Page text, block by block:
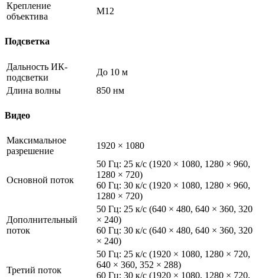
Крепление
объектива
M12
Подсветка
Дальность ИК-
подсветки
До 10 м
Длина волны
850 нм
Видео
Максимальное
разрешение
1920 × 1080
Основной поток
50 Гц: 25 к/с (1920 × 1080, 1280 × 960,
1280 × 720)
60 Гц: 30 к/с (1920 × 1080, 1280 × 960,
1280 × 720)
Дополнительный
поток
50 Гц: 25 к/с (640 × 480, 640 × 360, 320
× 240)
60 Гц: 30 к/с (640 × 480, 640 × 360, 320
× 240)
Третий поток
50 Гц: 25 к/с (1920 × 1080, 1280 × 720,
640 × 360, 352 × 288)
60 Гц: 30 к/с (1920 × 1080, 1280 × 720,